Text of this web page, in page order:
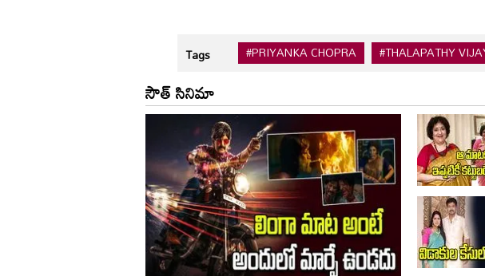
Tags #PRIYANKA CHOPRA #THALAPATHY
సౌత్ సినిమా